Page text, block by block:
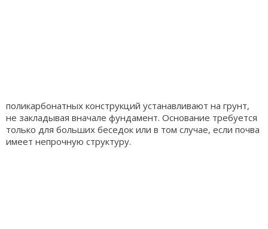
поликарбонатных конструкций устанавливают на грунт,
не закладывая вначале фундамент. Основание требуется
только для больших беседок или в том случае, если почва
имеет непрочную структуру.